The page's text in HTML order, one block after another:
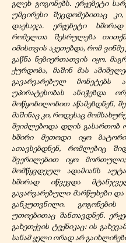
გლეხ გოგონებს. ერჟებეტი
უმცირესი შეცდომებითაც
დაესაჯა. ერჟებეტი
რომელთა შესრულება
იმისთვის აკეთებდა, რომ
გაწნა ნებიერთათვის იყო.
ქურდობა, მაშინ მას
გავარვარებულ მონეტებს
უპირატესობას ანიჭებდა
მოწყობილობით აწამებდნენ,
მაშინაც კი, როდესაც
შეიძლებოდა დღის გასართობ
ხშირი მეთოდი იყო
ათავსებდნენ, რომლებიც
შვერილებით იყო
მომწყვდეულ ადამიანს
ხშირად იწვევდა
გავარვარებული მარწუხები
განკუთვნილი.
უთოებითაც შანთავდნენ.
გახეთქვის ტექნიკაც: ის
სანამ ყელი ორად არ